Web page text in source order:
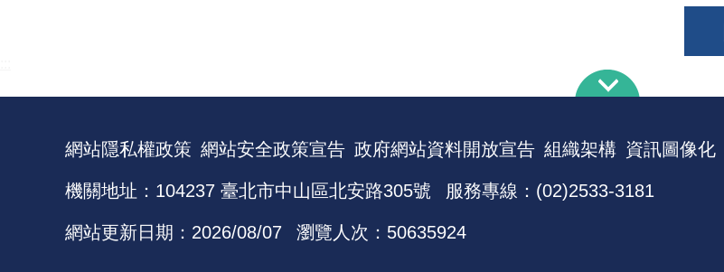
網站隱私權政策 網站安全政策宣告 政府網站資料開放宣告 組織架構 資訊圖像化
機關地址：104237 臺北市中山區北安路305號 服務專線：(02)2533-3181
網站更新日期： 2026/08/07 瀏覽人次： 50635924